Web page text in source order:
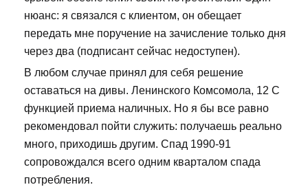
нюанс: я связался с клиентом, он обещает
передать мне поручение на зачисление только дня
через два (подписант сейчас недоступен).
В любом случае принял для себя решение
оставаться на дивы. Ленинского Комсомола, 12 С
функцией приема наличных. Но я бы все равно
рекомендовал пойти служить: получаешь реально
много, приходишь другим. Спад 1990-91
сопровождался всего одним кварталом спада
потребления.